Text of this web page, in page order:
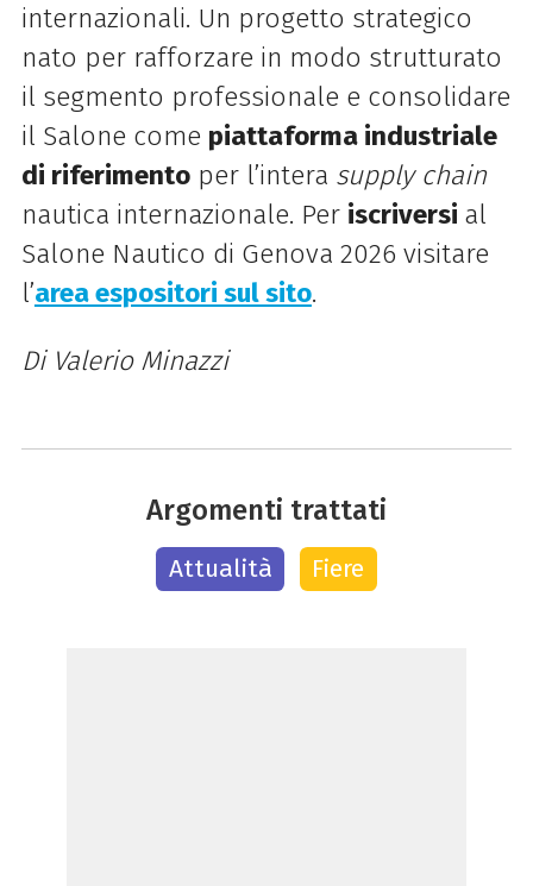
internazionali. Un progetto strategico
nato per rafforzare in modo strutturato
il segmento professionale e consolidare
il Salone come piattaforma industriale
di riferimentoper l’intera supply chain
nautica internazionale. Per iscriversi al
Salone Nautico di Genova 2026 visitare
l’area espositori sul sito.
Di Valerio Minazzi
Argomenti trattati
Attualità Fiere